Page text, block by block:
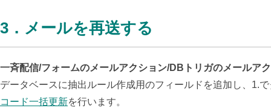
3． メールを再送する
一斉配信/フォームのメールアクション/DBトリガのメールア
データベースに抽出ルール作成用のフィールドを追加し、1.
コード一括更新を行います。